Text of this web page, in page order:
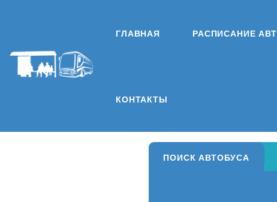
ГЛАВНАЯ РАСПИСАНИЕ
КОНТАКТЫ
ПОИСК АВТОБУСА